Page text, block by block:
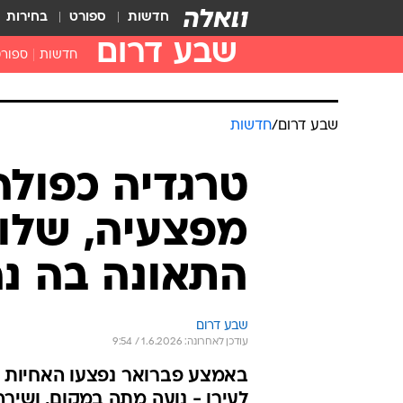
חדשות ספורט בחירות
שבע דרום חדשות
שבע דרום/חדשות
טרגדיה
מפצעיה,
התאונה בה
שבע דרום
עודכן לאחרונה: 1.6.2026 / 9:54
באמצע פברואר נפצעו האחיות